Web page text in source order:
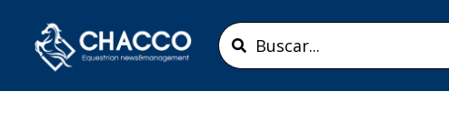
contenido
Search
...